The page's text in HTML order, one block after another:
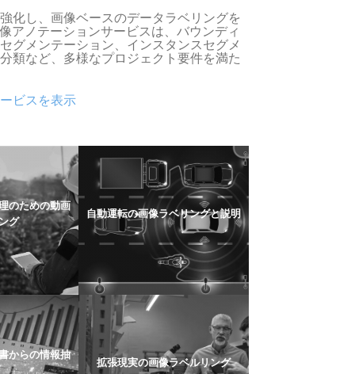
化し、画像ベースのデータラベリングを
アノテーションサービスは、バウンディ
グメンテーション、インスタンスセグメ
類など、多様なプロジェクト要件を満た
ビスを表示
自動運転の画像ラベリングと説明
のための動画
グ
拡張現実の画像ラベルリング
からの情報抽